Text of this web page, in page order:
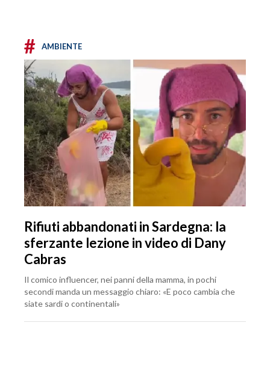
# AMBIENTE
Rifiuti abbandonati in Sardegna: la
sferzante lezione in video di Dany
Cabras
Il comico influencer, nei panni della mamma, in pochi
secondi manda un messaggio chiaro: «E poco cambia che
siate sardi o continentali»